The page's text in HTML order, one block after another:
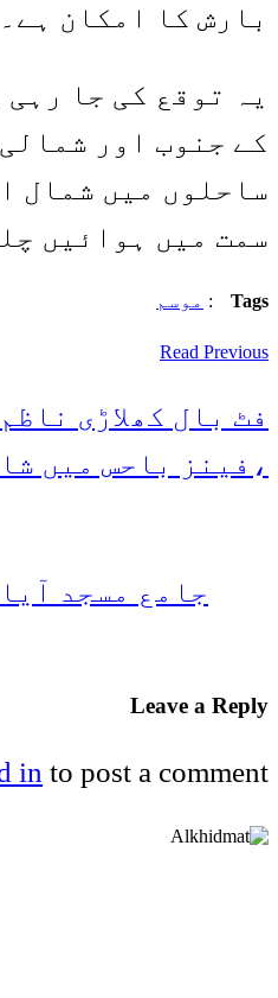
بارش کا امکان ہے۔
یہ توقع کی جا
کے جنوب اور
ساحلوں میں شمال
سمت میں ہوائیں
Tags
: موسم
Read Previous
فٹ بال کھلاڑی
،فینز باحس میں
جامع مسجد
Leave a Reply
in to post a comment.